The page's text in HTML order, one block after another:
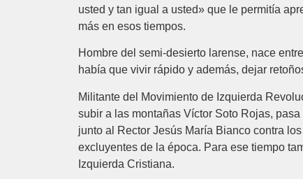
usted y tan igual a usted» que le permitía
más en esos tiempos.
Hombre del semi-desierto larense, nace
había que vivir rápido y además, dejar
Militante del Movimiento de Izquierda
subir a las montañas Víctor Soto Rojas,
junto al Rector Jesús María Bianco contra
excluyentes de la época. Para ese tiempo
Izquierda Cristiana.